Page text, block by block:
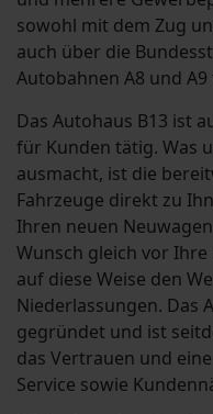
sowohl mit dem Zug
auch über die
Autobahnen A8 und
Das Autohaus B13 ist
für Kunden tätig. Was
ausmacht, ist die
Fahrzeuge direkt zu
Ihren neuen
Wunsch gleich vor
auf diese Weise den
Niederlassungen. Das
gegründet und ist
das Vertrauen und
Service sowie